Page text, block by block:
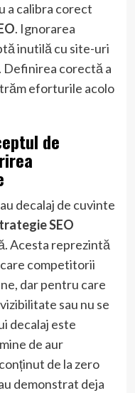
a calibra corect
. Ignorarea
inutilă cu site-uri
Definirea corectă a
eforturile acolo
de
decalaj de cuvinte
SEO
Acesta reprezintă
competitorii
dar pentru care
sau nu se
decalaj este
de aur
de la zero
demonstrat deja